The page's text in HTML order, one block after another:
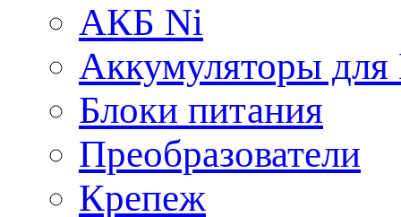
АКБ Ni
Аккумуляторы
Блоки питания
Преобразователи
Крепеж